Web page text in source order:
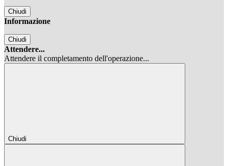
Chiudi
Informazione
Chiudi
Attendere...
Attendere il completamento dell'operazione...
Chiudi